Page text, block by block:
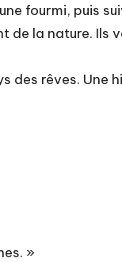
fourmi, puis
la nature. Ils
des rêves.
»